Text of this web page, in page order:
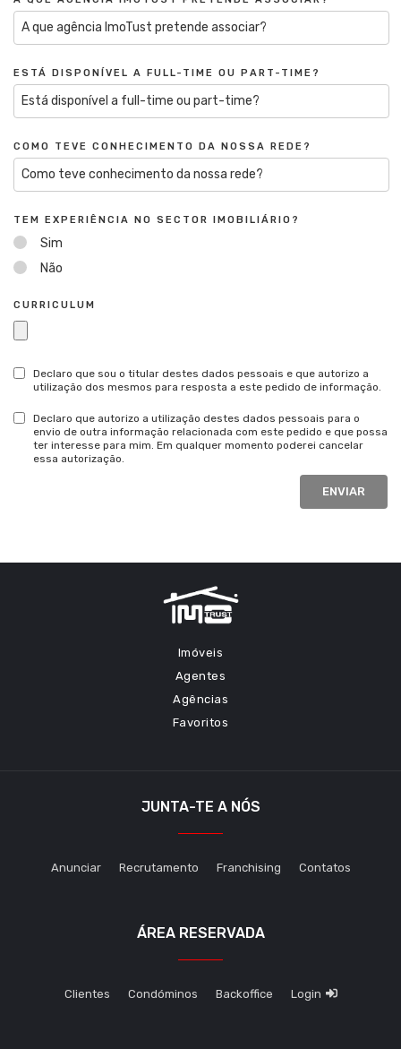
ESTÁ DISPONÍVEL A FULL-TIME OU PART-TIME?
COMO TEVE CONHECIMENTO DA NOSSA REDE?
TEM EXPERIÊNCIA NO SECTOR IMOBILIÁRIO?
Sim
Não
CURRICULUM
Declaro que sou o titular destes dados pessoais e que autorizo a
utilização dos mesmos para resposta a este pedido de informação.
Declaro que autorizo a utilização destes dados pessoais para o
envio de outra informação relacionada com este pedido e que possa
ter interesse para mim. Em qualquer momento poderei cancelar
essa autorização.
ENVIAR
Imóveis
Agentes
Agências
Favoritos
JUNTA-TE A NÓS
Anunciar Recrutamento Franchising Contatos
ÁREA RESERVADA
Clientes Condóminos Backoffice Login